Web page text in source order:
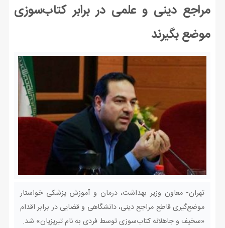
مراجع دینی و علمی در برابر کتاب‌سوزی
موضع بگیرند
تهران- معاون وزیر بهداشت، درمان و آموزش پزشکی خواستار
موضع‌گیری قاطع مراجع دینی، دانشگاهی و قضایی در برابر اقدام
«سخیف و جاهلانه کتاب‌سوزی توسط فردی به نام تبریزیان» شد.